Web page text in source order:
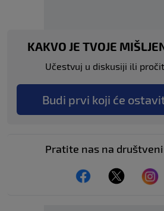
KAKVO JE TVOJE
Učestvuj u diskusiji ili
Budi prvi koji će
Pratite nas na